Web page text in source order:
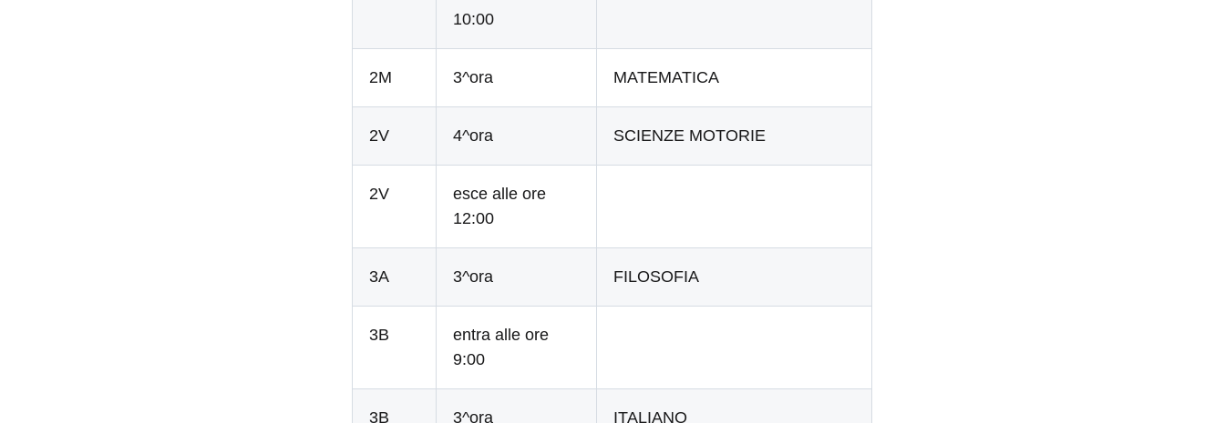
10:00
2M 3^ora MATEMATICA
2V 4^ora SCIENZE MOTORIE
2V
esce alle ore
12:00
3A 3^ora FILOSOFIA
3B
entra alle ore
9:00
3B 3^ora ITALIANO